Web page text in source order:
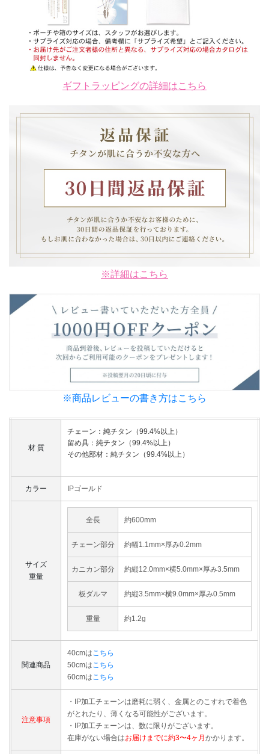
ギフトラッピングの詳細はこちら
※詳細はこちら
※商品レビューの書き方はこちら
材 質
チェーン：純チタン（99.4%以上）
留め具：純チタン（99.4%以上）
その他部材：純チタン（99.4%以上）
カラー IPゴールド
サイズ
重量
全長 約600mm
チェーン部分 約幅1.1mm×厚み0.2mm
カニカン部分 約縦12.0mm×横5.0mm×厚み3.5mm
板ダルマ 約縦3.5mm×横9.0mm×厚み0.5mm
重量 約1.2g
関連商品
40cmはこちら
50cmはこちら
60cmはこちら
注意事項
・IP加工チェーンは磨耗に弱く、金属とのこすれで着色
がとれたり、薄くなる可能性がございます。
・IP加工チェーンは、数に限りがございます。
在庫がない場合はお届けまでに約3〜4ヶ月 かかります。